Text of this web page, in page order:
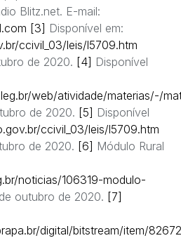
Blitz.net. E-mail:
[3] Disponível em:
ccivil_03/leis/l5709.htm
de 2020. [4] Disponível
web/atividade/materias/-/
de 2020. [5] Disponível
ccivil_03/leis/l5709.htm
de 2020. [6] Módulo Rural
noticias/106319-modulo-
outubro de 2020. [7]
digital/bitstream/item/